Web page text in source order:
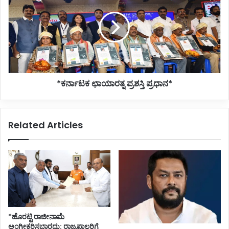
ಪ್ರಶಸ್ತಿ
ಪ್ರಧಾನ*
*ಕರ್ನಾಟಕ ಛಾಯಾರತ್ನ ಪ್ರಶಸ್ತಿ ಪ್ರಧಾನ*
Related Articles
*ಹೊರಟ್ಟಿ ರಾಜೀನಾಮೆ
ಅಂಗೀಕರಿಸಬಾರದು: ರಾಜ್ಯಪಾಲರಿಗೆ